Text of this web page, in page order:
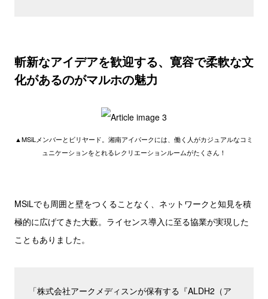
斬新なアイデアを歓迎する、寛容で柔軟な文
化があるのがマルホの魅力
▲MSiLメンバーとビリヤード。湘南アイパークには、働く人がカジュアルなコミ
ュニケーションをとれるレクリエーションルームがたくさん！
MSiLでも周囲と壁をつくることなく、ネットワークと知見を積
極的に広げてきた大藪。ライセンス導入に至る協業が実現した
こともありました。
「株式会社アークメディスンが保有する『ALDH2（ア